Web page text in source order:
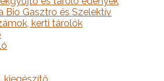
Bio Gasztro és Szelektív
kerti tárolók
kiegészítő